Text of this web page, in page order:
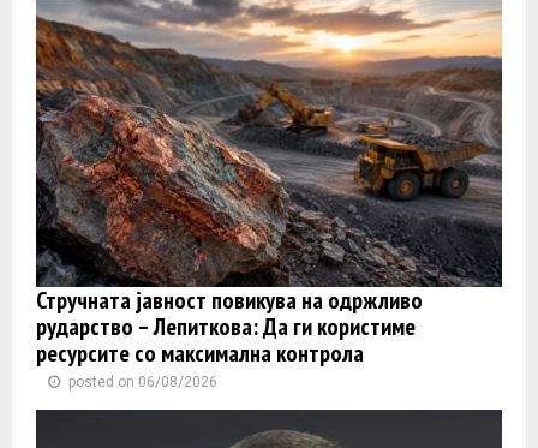
Стручната јавност повикува на одржливо
рударство – Лепиткова: Да ги користиме
ресурсите со максимална контрола
posted on 06/08/2026